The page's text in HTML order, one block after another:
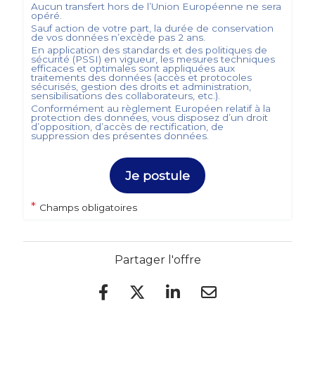
Aucun transfert hors de l’Union Européenne ne sera
opéré.
Sauf action de votre part, la durée de conservation
de vos données n’excède pas 2 ans.
En application des standards et des politiques de
sécurité (PSSI) en vigueur, les mesures techniques
efficaces et optimales sont appliquées aux
traitements des données (accès et protocoles
sécurisés, gestion des droits et administration,
sensibilisations des collaborateurs, etc.).
Conformément au règlement Européen relatif à la
protection des données, vous disposez d’un droit
d’opposition, d’accès de rectification, de
suppression des présentes données.
Je postule
* Champs obligatoires
Partager l'offre